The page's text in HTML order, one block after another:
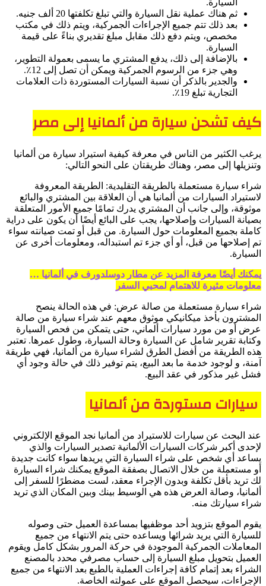
السيارة.
ثم هناك عملية نقل السيارة والتي تبلغ تكلفتها 20 ألف جنيه.
بعد ذلك تتم جميع الإجراءات الجمركية، ويتم ذلك في مكتب
مخصص، ويتم دفع ذلك مقابل مبلغ تقديري بناءً على قيمة
السيارة.
بالإضافة إلى ذلك، يدفع المشتري ما يسمى بعمولة التطوير،
وهي جزء من الرسوم الجمركية ويمكن أن تصل إلى 12٪.
والجدير بالذكر أن نسبة السيارات المستوردة ذات العلامات
التجارية تبلغ 19٪.
كيف تشحن سيارة من ألمانيا إلى مصر
يرغب الكثير من الناس في معرفة كيفية استيراد سيارة من ألمانيا
وتنزيلها إلى مصر، وهناك طريقتان على النحو التالي:
شراء سيارة مستعملة بالطريقة التقليدية: الطريقة المعروفة
لاستيراد السيارات من ألمانيا هي أن العلاقة بين المشتري والبائع
موثوقة، وإلى جانب أن المشتري يدرك تمامًا جميع الأمور المتعلقة
بصيانة السيارات وإصلاحها، يجب على البائع أيضًا أن يكون على دراية
كاملة بجميع المعلومات حول السيارة. من قبل أو تمت صيانته سواء
تم إصلاحها من قبل، أو أي جزء تم استبداله، ومعلومات أخرى عن
السيارة.
يمكنك أيضًا معرفة المزيد عن مطار دوسلدورف في ألمانيا …
معلومات مثيرة للاهتمام لمحبي السفر
شراء سيارة مستعملة من صالة عرض: في هذه الحالة ينصح
المشترون بأخذ ميكانيكي موثوق معهم عند شراء سيارة من صالة
عرض أو من مورد سيارات ألماني، حتى يتمكن من فحص السيارة
وكتابة تقرير شامل عن السيارة وحالة السيارة، وطول عمرها. تعتبر
هذه الطريقة من أفضل الطرق لشراء سيارة من ألمانيا، فهي طريقة
آمنة، و لوجود خدمة ما بعد البيع، يتم توفير ذلك في حالة وجود أي
فشل غير مذكور في عقد البيع.
سيارات مستوردة من ألمانيا
عند البحث عن سيارات للاستيراد من ألمانيا نجد الموقع الإلكتروني
لإحدى أكبر شركات السيارات الألمانية تصدير السيارات والذي
يساعد أي شخص على شراء السيارة التي يريدها سواء كانت جديدة
أو مستعملة من خلال الاتصال بصفقة الموقع يمكنك شراء السيارة
لك تريد بأقل تكلفة وبدون الإجراء معقد، لست مضطرًا للسفر إلى
ألمانيا، وصالة العرض هذه هي الوسيط بينك وبين المكان الذي تريد
شراء سيارتك منه.
يقوم الموقع بتزويد أحد موظفيها بمساعدة العميل حتى وصوله
للسيارة التي يريد شرائها ويساعده حتى يتم الانتهاء من جميع
المعاملات الجمركية الموجودة في حركة المرور بشكل كامل ويقوم
العميل بتحويل مبلغ السيارة إلى حساب مصرفي محدد بالمصنع
الشراء بعد إتمام كافة إجراءات العملية بالطبع بعد الانتهاء من جميع
الإجراءات، سيحصل الموقع على عمولته الخاصة.